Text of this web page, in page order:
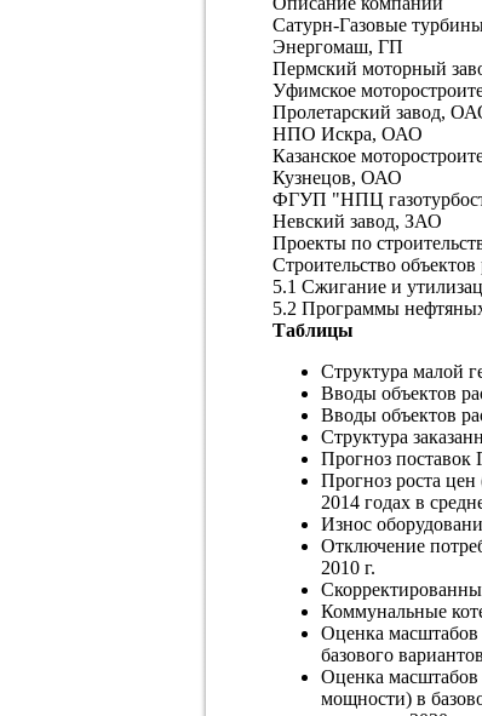
Сатурн-Газовые
Энергомаш, ГП
Пермский моторный
Уфимское
Пролетарский завод,
НПО Искра, ОАО
Казанское
Кузнецов, ОАО
ФГУП "НПЦ
Невский завод, ЗАО
Проекты по
Строительство
5.1 Сжигание и
5.2 Программы
Таблицы
Структура малой
Вводы объектов
Вводы объектов
Структура
Прогноз поставок
Прогноз роста
2014 годах в
Износ
Отключение
2010 г.
Коммунальные
Оценка масштабов
базового
Оценка масштабов
мощности) в